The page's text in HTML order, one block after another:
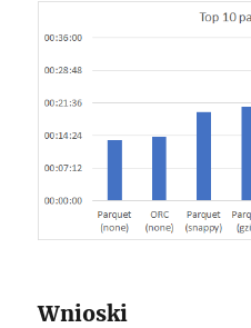
Wnioski